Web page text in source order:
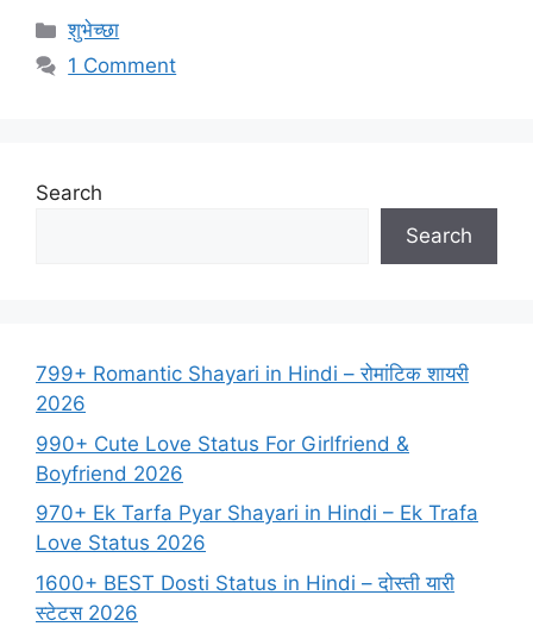
Categories
शुभेच्छा
1 Comment
Search
Search
799+ Romantic Shayari in Hindi – रोमांटिक शायरी
2026
990+ Cute Love Status For Girlfriend &
Boyfriend 2026
970+ Ek Tarfa Pyar Shayari in Hindi – Ek Trafa
Love Status 2026
1600+ BEST Dosti Status in Hindi – दोस्ती यारी
स्टेटस 2026